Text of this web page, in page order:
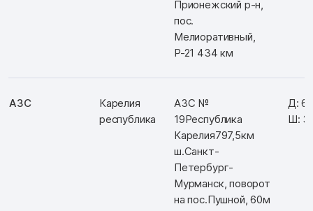
Прионежский р-н,
пос.
Мелиоративный,
Р-21 434 км
АЗС
Карелия
республика
АЗС №
19Республика
Карелия797,5км
ш.Санкт-
Петербург-
Мурманск, поворот
на пос.Пушной, 60м
Д:
Ш: